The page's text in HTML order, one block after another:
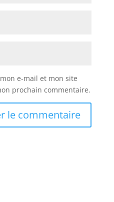
e-mail et mon site
prochain commentaire.